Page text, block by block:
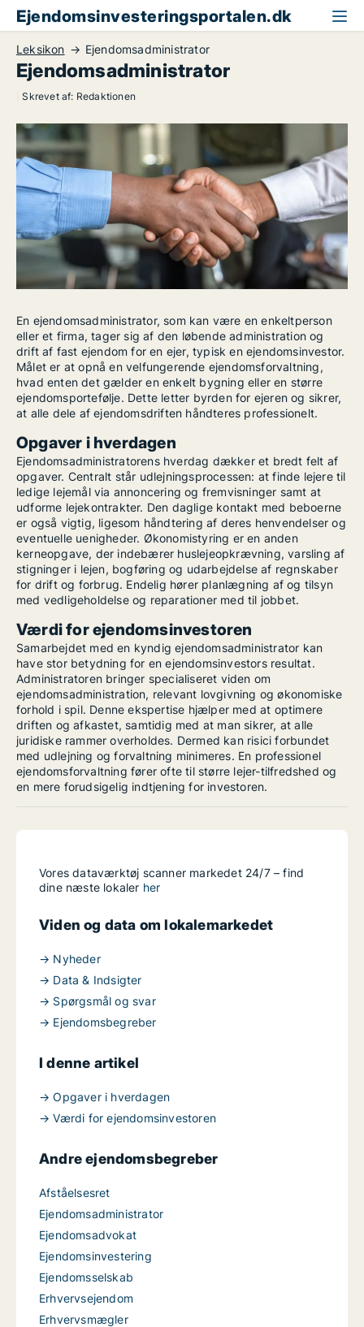
Ejendomsinvesteringsportalen.dk
Leksikon Ejendomsadministrator
Ejendomsadministrator
Skrevet af: Redaktionen
En ejendomsadministrator, som kan være en enkeltperson
eller et firma, tager sig af den løbende administration og
drift af fast ejendom for en ejer, typisk en ejendomsinvestor.
Målet er at opnå en velfungerende ejendomsforvaltning,
hvad enten det gælder en enkelt bygning eller en større
ejendomsportefølje. Dette letter byrden for ejeren og sikrer,
at alle dele af ejendomsdriften håndteres professionelt.
Opgaver i hverdagen
Ejendomsadministratorens hverdag dækker et bredt felt af
opgaver. Centralt står udlejningsprocessen: at finde lejere til
ledige lejemål via annoncering og fremvisninger samt at
udforme lejekontrakter. Den daglige kontakt med beboerne
er også vigtig, ligesom håndtering af deres henvendelser og
eventuelle uenigheder. Økonomistyring er en anden
kerneopgave, der indebærer huslejeopkrævning, varsling af
stigninger i lejen, bogføring og udarbejdelse af regnskaber
for drift og forbrug. Endelig hører planlægning af og tilsyn
med vedligeholdelse og reparationer med til jobbet.
Værdi for ejendomsinvestoren
Samarbejdet med en kyndig ejendomsadministrator kan
have stor betydning for en ejendomsinvestors resultat.
Administratoren bringer specialiseret viden om
ejendomsadministration, relevant lovgivning og økonomiske
forhold i spil. Denne ekspertise hjælper med at optimere
driften og afkastet, samtidig med at man sikrer, at alle
juridiske rammer overholdes. Dermed kan risici forbundet
med udlejning og forvaltning minimeres. En professionel
ejendomsforvaltning fører ofte til større lejer-tilfredshed og
en mere forudsigelig indtjening for investoren.
Vores dataværktøj scanner markedet 24/7 – find
dine næste lokaler her
Viden og data om lokalemarkedet
→ Nyheder
→ Data & Indsigter
→ Spørgsmål og svar
→ Ejendomsbegreber
I denne artikel
→ Opgaver i hverdagen
→ Værdi for ejendomsinvestoren
Andre ejendomsbegreber
Afståelsesret
Ejendomsadministrator
Ejendomsadvokat
Ejendomsinvestering
Ejendomsselskab
Erhvervsejendom
Erhvervsmægler